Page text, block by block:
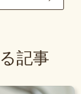
記事